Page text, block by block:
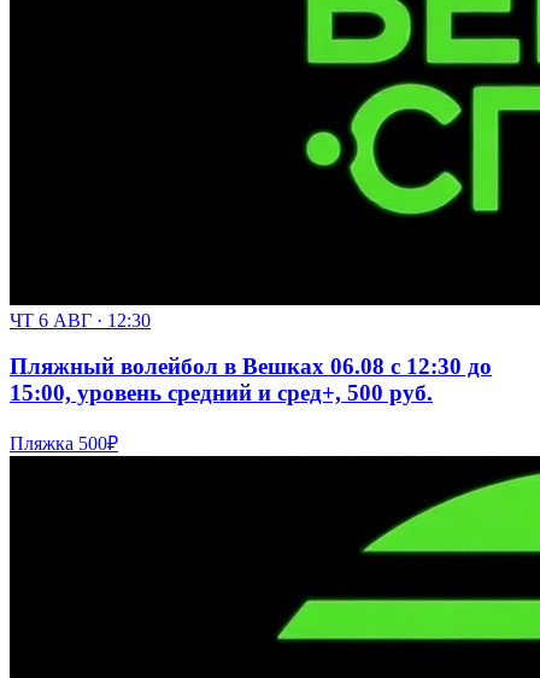
ЧТ 6 АВГ · 12:30
Пляжный волейбол в Вешках 06.08 с 12:30 до
15:00, уровень средний и сред+, 500 руб.
Пляжка 500₽